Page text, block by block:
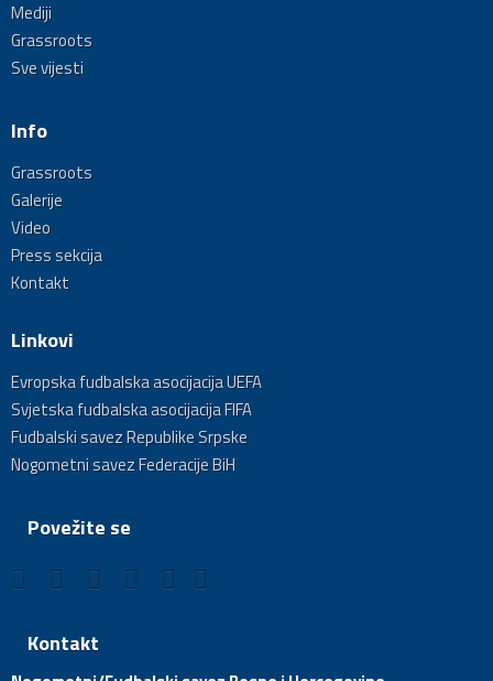
Mediji
Grassroots
Sve vijesti
Info
Grassroots
Galerije
Video
Press sekcija
Kontakt
Linkovi
Evropska fudbalska asocijacija UEFA
Svjetska fudbalska asocijacija FIFA
Fudbalski savez Republike Srpske
Nogometni savez Federacije BiH
Povežite se
Kontakt